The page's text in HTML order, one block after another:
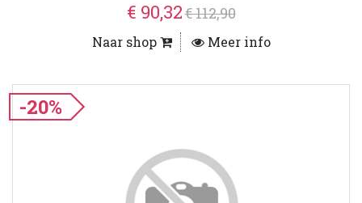
€ 90,32€ 112,90
Naar shop Meer info
-20%